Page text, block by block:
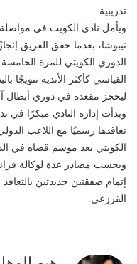
تدريبية.
ويأمل نادي الكويت في
نيبوشا، بعدما حقق الفريق
القياسي كأكثر الأندية تتويجًا
ليحجز مقعده في دوري أبطال آسيا 2 الموسم
وبدأت إدارة النادي مبكرًا في
تعاقدها رسميًا مع اللاعب
الكويتي بعد موسم قضاه في
وبحسب مصادر عدة لوكالة
إتمام صفقتين جديدتين
القرزعي.